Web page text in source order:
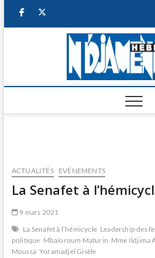
facebook
ACTUALITÉS EVÉNEMENTS
La Senafet à
9 mars 2021
La Senafet à l’hémicycle Leadership des
politique Mbaïoroum Maturin Mme Ildjima
Moussa Yoramadjel Gisèle